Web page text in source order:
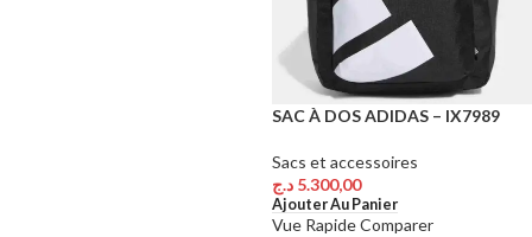
SAC À DOS ADIDAS – IX7989
Sacs et accessoires
5.300,00 د.ج
Ajouter Au Panier
Vue RapideComparer